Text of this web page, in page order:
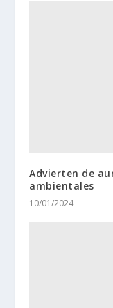
Advierten de
ambientales
10/01/2024